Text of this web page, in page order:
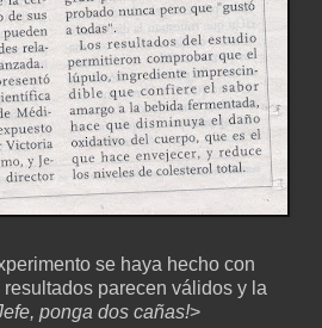
se haya hecho con
parecen válidos y la
ponga dos cañas!>